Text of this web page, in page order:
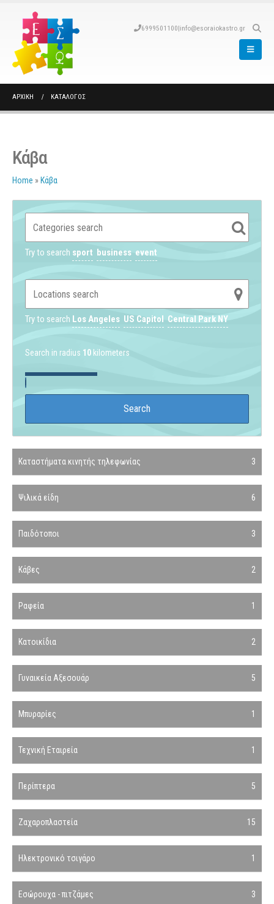
6999501100|info@esoraiokastro.gr
ΑΡΧΙΚΉ ΚΑΤΆΛΟΓΟΣ
Κάβα
Home » Κάβα
Try to search sport business event
Try to search Los Angeles US Capitol Central Park NY
Search in radius 10 kilometers
Καταστήματα κινητής τηλεφωνίας 3
Ψιλικά είδη 6
Παιδότοποι 3
Κάβες 2
Ραφεία 1
Κατοικίδια 2
Γυναικεία Αξεσουάρ 5
Μπυραρίες 1
Τεχνική Εταιρεία 1
Περίπτερα 5
Ζαχαροπλαστεία 15
Ηλεκτρονικό τσιγάρο 1
Εσώρουχα - πιτζάμες 3